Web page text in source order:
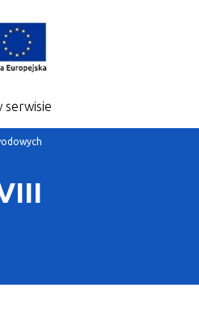
serwisie